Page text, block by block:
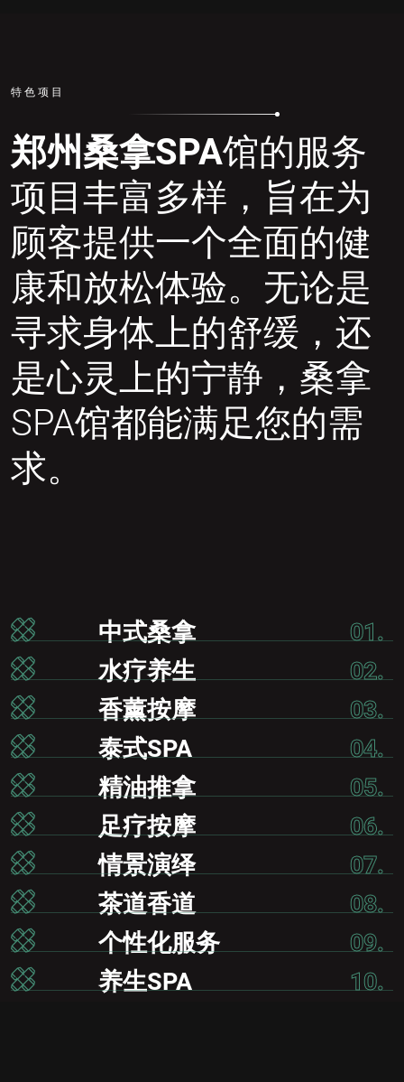
特色项目
郑州桑拿SPA馆的服务
项目丰富多样，旨在为
顾客提供一个全面的健
康和放松体验。无论是
寻求身体上的舒缓，还
是心灵上的宁静，桑拿
SPA馆都能满足您的需
求。
中式桑拿
01.
水疗养生
02.
香薰按摩
03.
泰式SPA
04.
精油推拿
05.
足疗按摩
06.
情景演绎
07.
茶道香道
08.
个性化服务
09.
养生SPA
10.